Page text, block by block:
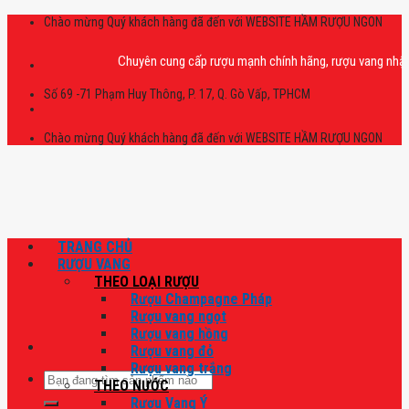
Skip
Chào mừng Quý khách hàng đã đến với WEBSITE HẦM RƯỢU NGON
Chuyên cung cấp rượu mạnh chính hãng, rượu vang nhập
Số 69 -71 Phạm Huy Thông, P. 17, Q. Gò Vấp, TPHCM
Chào mừng Quý khách hàng đã đến với WEBSITE HẦM RƯỢU NGON
Tìm
kiếm:
TRANG CHỦ
RƯỢU VANG
THEO LOẠI RƯỢU
Rượu Champagne Pháp
Rượu vang ngọt
Rượu vang hồng
Rượu vang đỏ
Rượu vang trắng
THEO NƯỚC
Rượu Vang Ý